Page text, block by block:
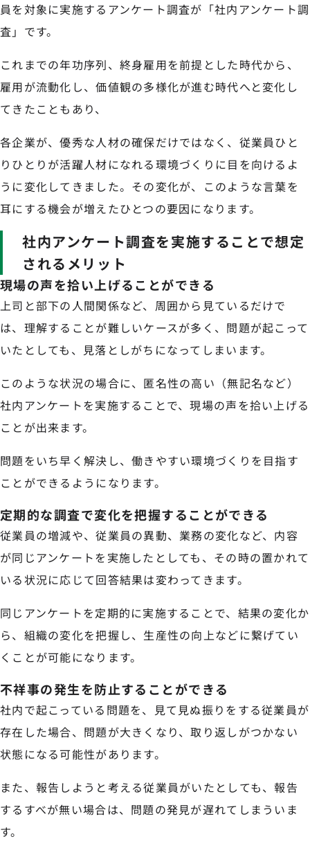
員を対象に実施するアンケート調査が「社内アンケート調
査」です。
これまでの年功序列、終身雇用を前提とした時代から、
雇用が流動化し、価値観の多様化が進む時代へと変化し
てきたこともあり、
各企業が、優秀な人材の確保だけではなく、従業員ひと
りひとりが活躍人材になれる環境づくりに目を向けるよ
うに変化してきました。その変化が、このような言葉を
耳にする機会が増えたひとつの要因になります。
社内アンケート調査を実施することで想定
されるメリット
現場の声を拾い上げることができる
上司と部下の人間関係など、周囲から見ているだけで
は、理解することが難しいケースが多く、問題が起こって
いたとしても、見落としがちになってしまいます。
このような状況の場合に、匿名性の高い（無記名など）
社内アンケートを実施することで、現場の声を拾い上げる
ことが出来ます。
問題をいち早く解決し、働きやすい環境づくりを目指す
ことができるようになります。
定期的な調査で変化を把握することができる
従業員の増減や、従業員の異動、業務の変化など、内容
が同じアンケートを実施したとしても、その時の置かれて
いる状況に応じて回答結果は変わってきます。
同じアンケートを定期的に実施することで、結果の変化か
ら、組織の変化を把握し、生産性の向上などに繋げてい
くことが可能になります。
不祥事の発生を防止することができる
社内で起こっている問題を、見て見ぬ振りをする従業員が
存在した場合、問題が大きくなり、取り返しがつかない
状態になる可能性があります。
また、報告しようと考える従業員がいたとしても、報告
するすべが無い場合は、問題の発見が遅れてしまういま
す。